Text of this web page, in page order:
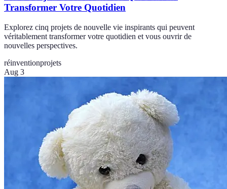
Transformer Votre Quotidien
Explorez cinq projets de nouvelle vie inspirants qui peuvent
véritablement transformer votre quotidien et vous ouvrir de
nouvelles perspectives.
réinventionprojets
Aug 3